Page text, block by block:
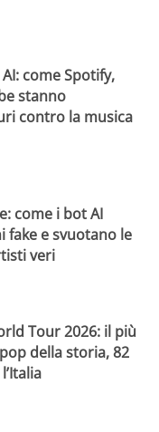
come Spotify,
stanno
contro la musica
come i bot AI
fake e svuotano le
veri
Tour 2026: il più
della storia, 82